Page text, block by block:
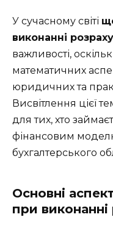
У сучасному світі
виконанні
важливості,
математичних
юридичних та
Висвітлення цієї
для тих, хто
фінансовим
бухгалтерського
Основні
при виконанні